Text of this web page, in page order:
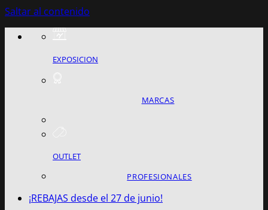
Saltar al contenido
EXPOSICION
MARCAS
OUTLET
PROFESIONALES
¡REBAJAS desde el 27 de junio!